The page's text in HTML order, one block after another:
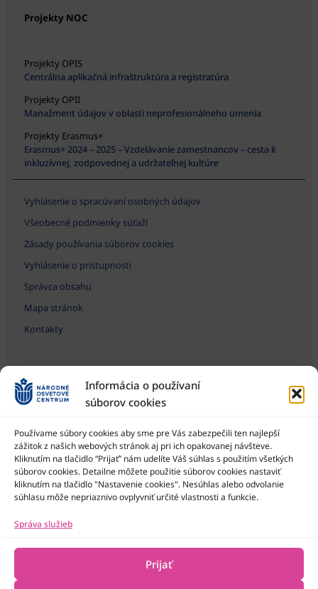
Informácia o používaní
súborov cookies
Používame súbory cookies aby sme pre Vás zabezpečili ten najlepší
zážitok z našich webových stránok aj pri ich opakovanej návšteve.
Kliknutím na tlačidlo “Prijať” nám udelíte Váš súhlas s použitím všetkých
súborov cookies. Detailne môžete použitie súborov cookies nastaviť
kliknutím na tlačidlo "Nastavenie cookies". Nesúhlas alebo odvolanie
súhlasu môže nepriaznivo ovplyvniť určité vlastnosti a funkcie.
Správa služieb
Prijať
Projekty NOC
Projekty OPIS
Centrálna aplikačná infraštruktúra a registratúra
Projekty OPII
Manažment údajov v oblasti neprofesionálneho umenia
Projekty Erasmus+
Erasmus+ 2024 – 2025 – Vzdelávanie zamestnancov – cesta k
inkluzívnej, zodpovednej a udržateľnej kultúre
Vyhlásenie o spracúvaní osobných údajov
Všeobecné podmienky súťaží
Zásady používania súborov cookies
Vyhlásenie o prístupnosti
Správca obsahu
Mapa stránok
Kontakty
Národné osvetové centrum je štátna príspevková organizácia
Ministerstva kultúry SR